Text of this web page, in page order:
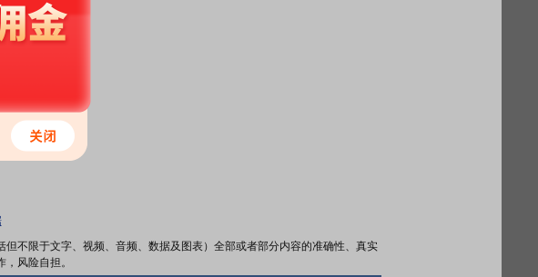
不限于文字、视频、音频、数据及图表）全部或者部分内容的准确性、真实
风险自担。